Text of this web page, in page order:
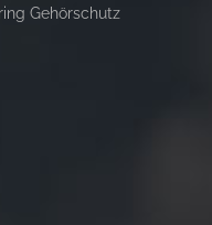
Gehörschutz